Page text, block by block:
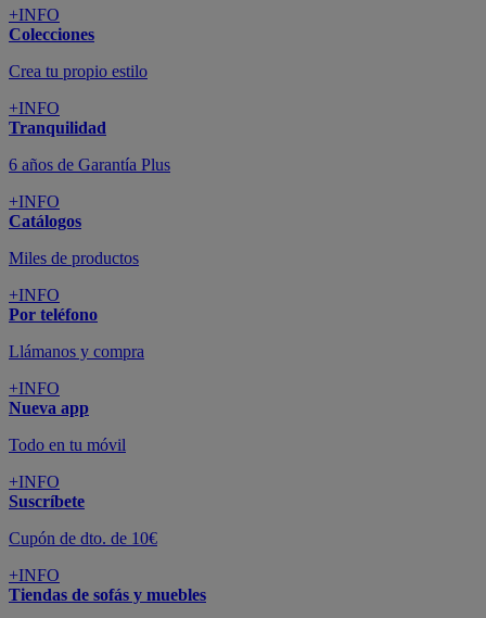
+INFO
Colecciones
Crea tu propio estilo
+INFO
Tranquilidad
6 años de Garantía Plus
+INFO
Catálogos
Miles de productos
+INFO
Por teléfono
Llámanos y compra
+INFO
Nueva app
Todo en tu móvil
+INFO
Suscríbete
Cupón de dto. de 10€
+INFO
Tiendas de sofás y muebles